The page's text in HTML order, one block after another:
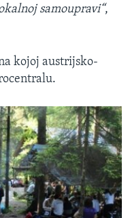
samoupravi“,
kojoj austrijsko-